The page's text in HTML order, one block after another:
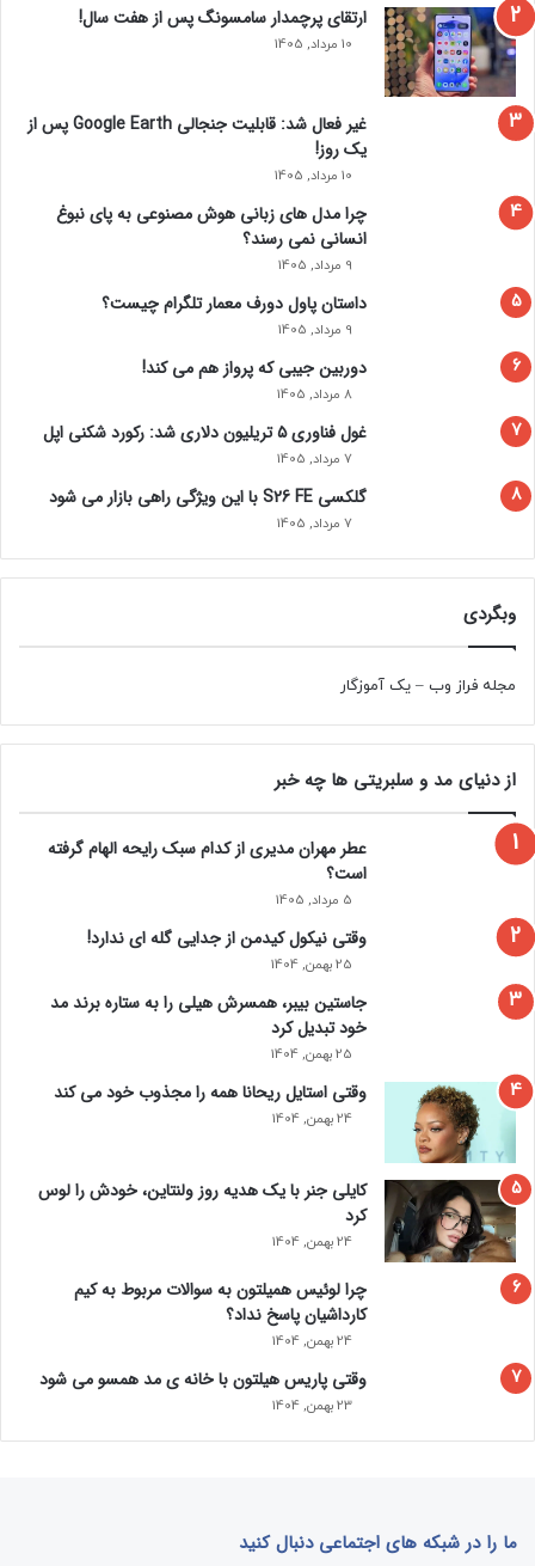
ارتقای پرچمدار سامسونگ پس از هفت سال!
10 مرداد, 1405
غیر فعال شد: قابلیت جنجالی Google Earth پس از
یک روز!
10 مرداد, 1405
چرا مدل‌ های زبانی هوش مصنوعی به پای نبوغ
انسانی نمی‌ رسند؟
9 مرداد, 1405
داستان پاول دورف معمار تلگرام چیست؟
9 مرداد, 1405
دوربین جیبی که پرواز هم می‌ کند!
8 مرداد, 1405
غول فناوری ۵ تریلیون دلاری شد: رکورد شکنی اپل
7 مرداد, 1405
گلکسی S26 FE با این ویژگی راهی بازار می شود
7 مرداد, 1405
وبگردی
مجله فراز وب – یک آموزگار
از دنیای مد و سلبریتی ها چه خبر
عطر مهران مدیری از کدام سبک رایحه الهام گرفته
است؟
5 مرداد, 1405
وقتی نیکول کیدمن از جدایی گله ای ندارد!
25 بهمن, 1404
جاستین بیبر، همسرش هیلی را به ستاره برند مد
خود تبدیل کرد
25 بهمن, 1404
وقتی استایل ریحانا همه را مجذوب خود می‌ کند
24 بهمن, 1404
کایلی جنر با یک هدیه روز ولنتاین، خودش را لوس
کرد
24 بهمن, 1404
چرا لوئیس همیلتون به سوالات مربوط به کیم
کارداشیان پاسخ نداد؟
24 بهمن, 1404
وقتی پاریس هیلتون با خانه‌ ی مد همسو می شود
23 بهمن, 1404
ما را در شبکه های اجتماعی دنبال کنید